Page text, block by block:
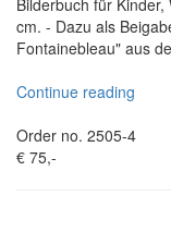
Bilderbuch für
cm. - Dazu als
Fontainebleau" aus
Continue reading
Order no. 2505-4
€ 75,-